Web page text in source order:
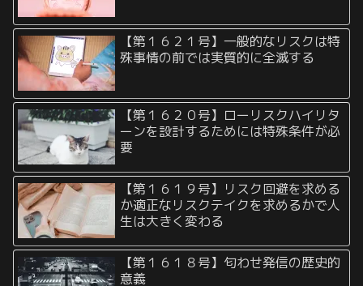
【第１６２１号】一般的なリスクは特
殊事情の前では実質的に全滅する
【第１６２０号】ローリスクハイリタ
ーンを設計するためには特殊条件が必
要
【第１６１９号】リスク回避を求める
か適正なリスクテイクを求めるかで人
生は大きく変わる
【第１６１８号】匂わせ発信の歴史的
意義